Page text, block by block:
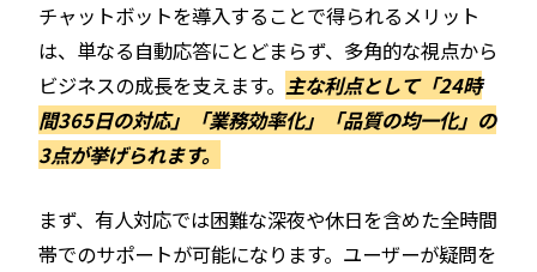
チャットボットを導入することで得られるメリット
は、単なる自動応答にとどまらず、多角的な視点から
ビジネスの成長を支えます。 主な利点として「24時
間365日の対応」「業務効率化」「品質の均一化」の
3点が挙げられます。
まず、有人対応では困難な深夜や休日を含めた全時間
帯でのサポートが可能になります。ユーザーが疑問を